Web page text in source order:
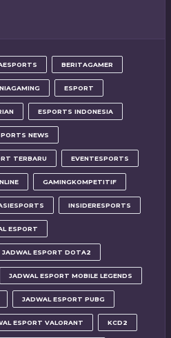
BERITAGAMER
ESPORT
ESPORTS INDONESIA
NEWS
TERBARU EVENTESPORTS
GAMINGKOMPETITIF
INSIDERESPORTS
ESPORT
JADWAL ESPORT DOTA2
JADWAL ESPORT MOBILE LEGENDS
JADWAL ESPORT PUBG
ESPORT VALORANT KCD2